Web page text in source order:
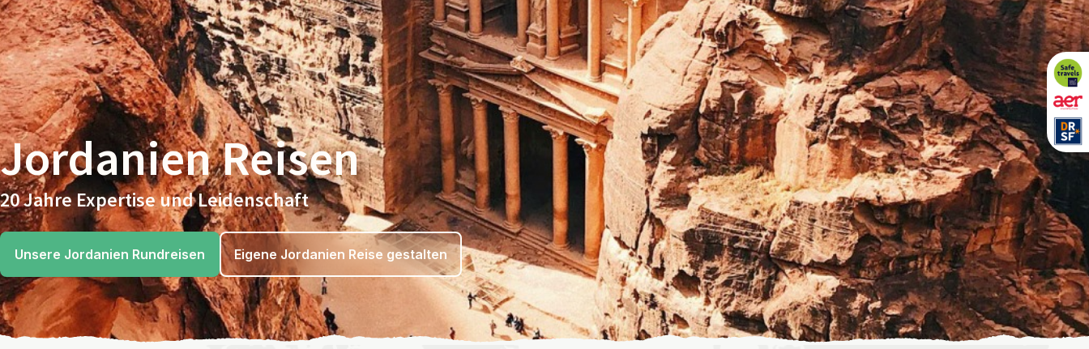
Jordanien Reisen
20 Jahre Expertise und Leidenschaft
Unsere Jordanien Rundreisen Eigene Jordanien Reise gestalten